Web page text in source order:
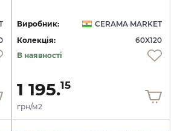
Виробник:
CERAMA MARKET
Колекція:
60X120
В наявності
1 195.15
грн/м2